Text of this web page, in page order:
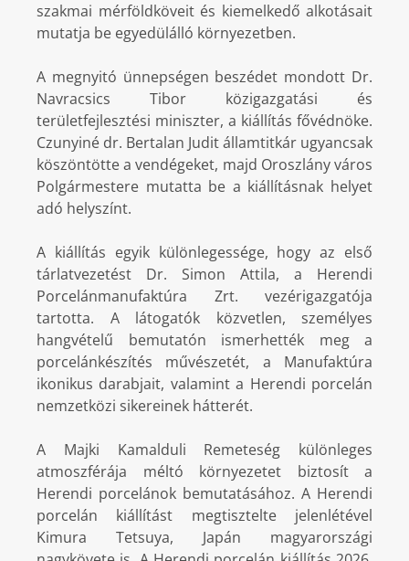
szakmai mérföldköveit és kiemelkedő alkotásait
mutatja be egyedülálló környezetben.
A megnyitó ünnepségen beszédet mondott Dr.
Navracsics Tibor közigazgatási és
területfejlesztési miniszter, a kiállítás fővédnöke.
Czunyiné dr. Bertalan Judit államtitkár ugyancsak
köszöntötte a vendégeket, majd Oroszlány város
Polgármestere mutatta be a kiállításnak helyet
adó helyszínt.
A kiállítás egyik különlegessége, hogy az első
tárlatvezetést Dr. Simon Attila, a Herendi
Porcelánmanufaktúra Zrt. vezérigazgatója
tartotta. A látogatók közvetlen, személyes
hangvételű bemutatón ismerhették meg a
porcelánkészítés művészetét, a Manufaktúra
ikonikus darabjait, valamint a Herendi porcelán
nemzetközi sikereinek hátterét.
A Majki Kamalduli Remeteség különleges
atmoszférája méltó környezetet biztosít a
Herendi porcelánok bemutatásához. A Herendi
porcelán kiállítást megtisztelte jelenlétével
Kimura Tetsuya, Japán magyarországi